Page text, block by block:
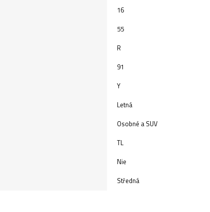
16
55
R
91
Y
Letná
Osobné a SUV
TL
Nie
Středná